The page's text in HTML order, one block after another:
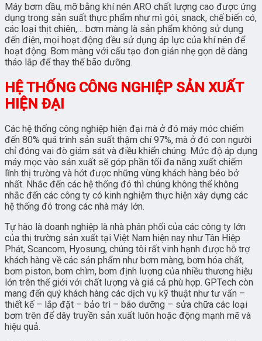
Máy bơm dầu, mỡbằng khí nén ARO chất lượng cao được ứng
dụng trong sản suất thực phẩm như mì gói, snack, chế biến có,
các loại thịt chiên,… bơm màng là sản phẩm không sử dụng
đến điện, mọi hoạt động đều sử dụng áp lực của khí nén để
hoạt động. Bơm màng với cấu tạo đơn giản nhẹ gọn dễ dàng
tháo lắp để thay thế bão dưỡng.
HỆ THỐNG CÔNG NGHIỆP SẢN XUẤT
HIỆN ĐẠI
Các hệ thống công nghiệp hiện đại mà ở đó máy móc chiếm
đến 80% quá trình sản suất thậm chí 97%, mà ở đó con người
chỉ đóng vai đò giám sát và điều khiển chúng. Mức độ áp dụng
máy mọc vào sản xuất sẽ góp phần tối đa năng xuất chiếm
lĩnh thị trường và hớt được những vùng khách hàng béo bở
nhất. Nhắc đến các hệ thống đó thì chúng không thể không
nhắc đến các công ty có kinh nghiệm thực hiện xây dựng các
hệ thống đó trong các nhà máy lớn.
Tự hào là doanh nghiệp là nhà phân phối của các công ty lớn
của thị trường sản xuất tại Việt Nam hiện nay như Tân Hiệp
Phát, Scancom, Hyosung, chúng tôi rất vinh hạnh được hỗ trợ
khách hàng về các sản phẩm như bơm màng, bơm hóa chất,
bơm piston, bơm chìm, bơm định lượng của nhiều thương hiệu
lớn trên thế giới với chất lượng và giá cả phù hợp. GPTech còn
mang đến quý khách hàng các dịch vụ kỹ thuật như tư vấn –
thiết kế – lắp đặt – bảo trì – bão dưỡng – sửa chữa các loại
bơm trên để dây truyền sản xuất luôn hoặc động mạnh mẽ và
hiệu quả.